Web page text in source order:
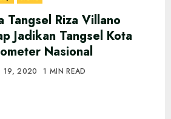
Tangsel Riza Villano
Jadikan Tangsel Kota
Nasional
19, 2020 1 MIN READ